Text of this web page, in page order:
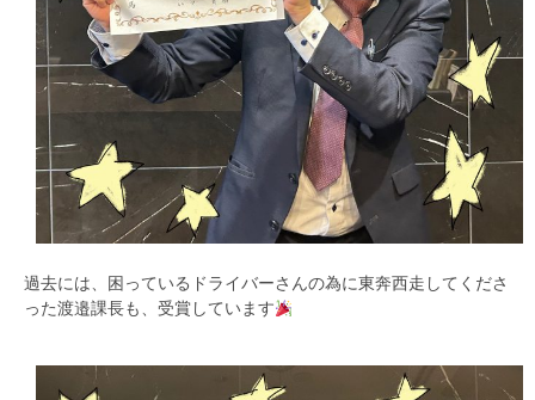
過去には、困っているドライバーさんの為に東奔西走してくださ
った渡邉課長も、受賞しています